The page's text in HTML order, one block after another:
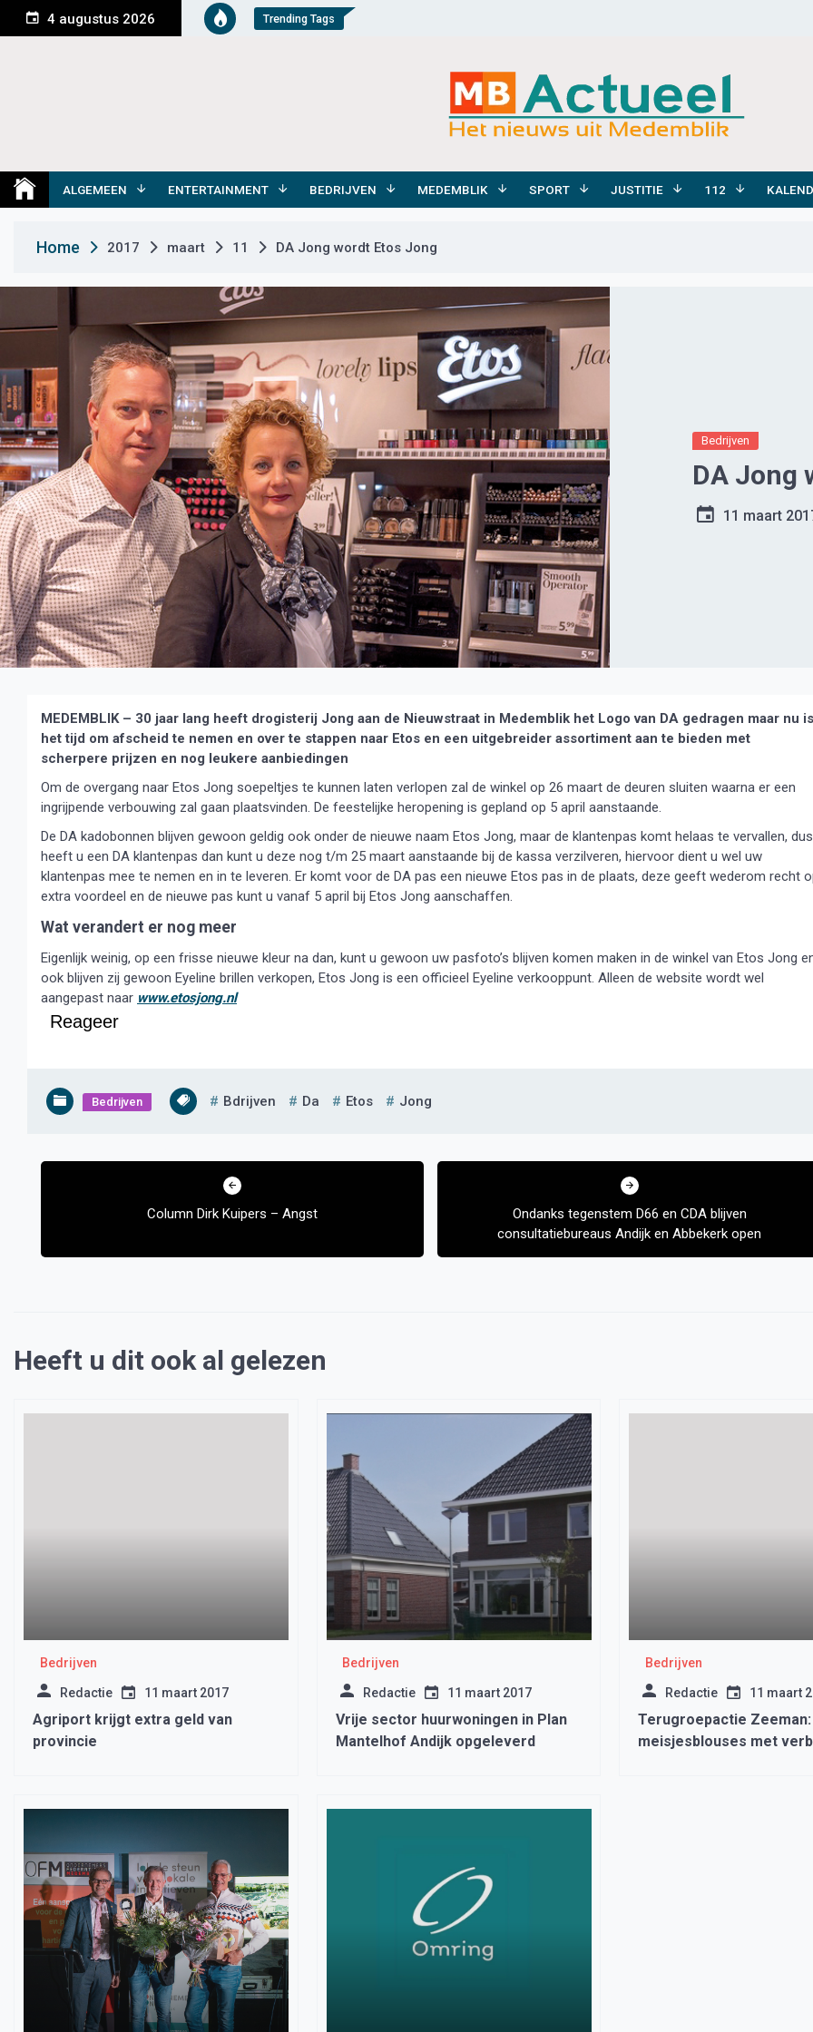
n
e
4 augustus 2026 Trending Tags
Medemblik Actueel
ALGEMEEN ENTERTAINMENT BEDRIJVEN MEDEMBLIK SPORT JUSTITIE 112
Home 2017 maart 11 DA Jong wordt Etos Jong
Bedrijven
DA Jong
11 maart
MEDEMBLIK – 30 jaar lang heeft drogisterij Jong aan de Nieuwstraat in Medemblik het Logo van DA gedragen maar nu is
het tijd om afscheid te nemen en over te stappen naar Etos en een uitgebreider assortiment aan te bieden met
scherpere prijzen en nog leukere aanbiedingen
Om de overgang naar Etos Jong soepeltjes te kunnen laten verlopen zal de winkel op 26 maart de deuren sluiten waarna er een
ingrijpende verbouwing zal gaan plaatsvinden. De feestelijke heropening is gepland op 5 april aanstaande.
De DA kadobonnen blijven gewoon geldig ook onder de nieuwe naam Etos Jong, maar de klantenpas komt helaas te vervallen, dus
heeft u een DA klantenpas dan kunt u deze nog t/m 25 maart aanstaande bij de kassa verzilveren, hiervoor dient u wel uw
klantenpas mee te nemen en in te leveren. Er komt voor de DA pas een nieuwe Etos pas in de plaats, deze geeft wederom recht
extra voordeel en de nieuwe pas kunt u vanaf 5 april bij Etos Jong aanschaffen.
Wat verandert er nog meer
Eigenlijk weinig, op een frisse nieuwe kleur na dan, kunt u gewoon uw pasfoto’s blijven komen maken in de winkel van Etos Jong
ook blijven zij gewoon Eyeline brillen verkopen, Etos Jong is een officieel Eyeline verkooppunt. Alleen de website wordt wel
aangepast naar www.etosjong.nl
Reageer
Bedrijven Bdrijven Da Etos Jong
Bericht
Column Dirk Kuipers – Angst
Ondanks tegenstem D66 en CDA blijven
consultatiebureaus Andijk en Abbekerk open
Heeft u dit ook al gelezen
Bedrijven
Redactie 11 maart 2017
Agriport krijgt extra geld van
provincie
Bedrijven
Redactie 11 maart 2017
Vrije sector huurwoningen in Plan
Mantelhof Andijk opgeleverd
Bedrijven
Redactie 11 maart
Terugroepactie Zeeman:
meisjesblouses met